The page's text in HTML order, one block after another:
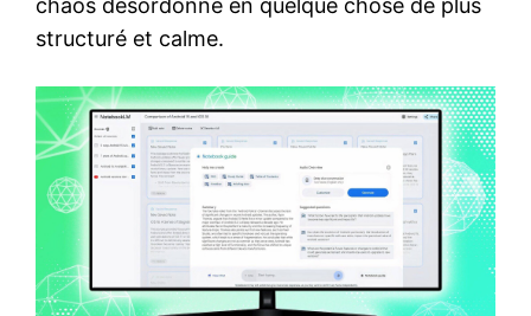
chaos désordonné en quelque chose de plus
structuré et calme.